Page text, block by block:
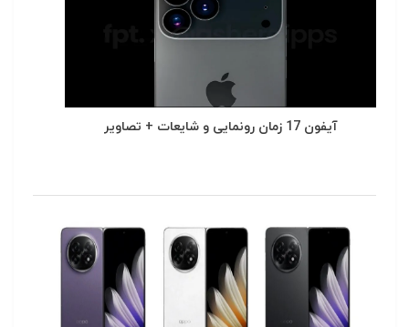
آیفون 17 زمان رونمایی و شایعات + تصاویر